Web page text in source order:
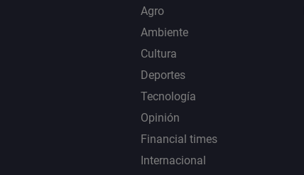
Agro
Ambiente
Cultura
Deportes
Tecnología
Opinión
Financial times
Internacional